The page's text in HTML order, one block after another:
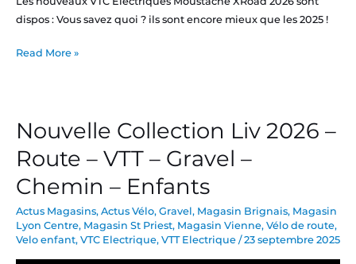
dispos : Vous savez quoi ? ils sont encore mieux que les 2025 !
Read More »
Nouvelle Collection Liv 2026 –
Route – VTT – Gravel –
Chemin – Enfants
Actus Magasins, Actus Vélo, Gravel, Magasin Brignais, Magasin
Lyon Centre, Magasin St Priest, Magasin Vienne, Vélo de route,
Velo enfant, VTC Electrique, VTT Electrique /23 septembre 2025
Nouvelle
Collection
Liv
2026
Route
–